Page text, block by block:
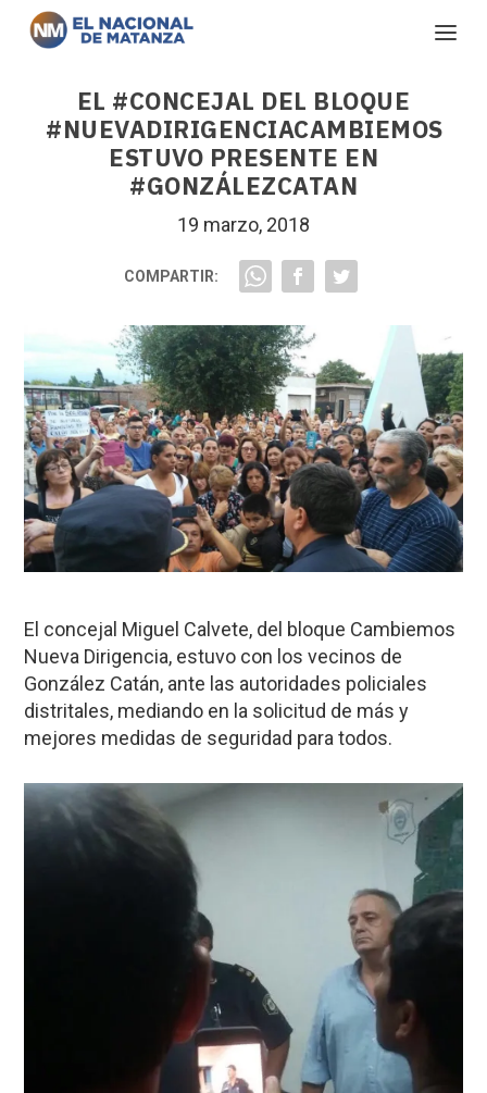
EL #CONCEJAL DEL BLOQUE
#NUEVADIRIGENCIACAMBIEMOS
ESTUVO PRESENTE EN
#GONZÁLEZCATAN
19 marzo, 2018
COMPARTIR:
El concejal Miguel Calvete, del bloque Cambiemos
Nueva Dirigencia, estuvo con los vecinos de
González Catán, ante las autoridades policiales
distritales, mediando en la solicitud de más y
mejores medidas de seguridad para todos.